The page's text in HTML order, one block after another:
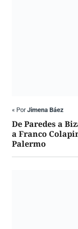
« PorJimena Báez
De Paredes a
a Franco
Palermo